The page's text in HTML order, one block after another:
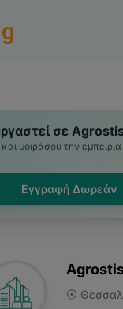
σε
μοιράσου την
Εγγραφή Δωρεάν